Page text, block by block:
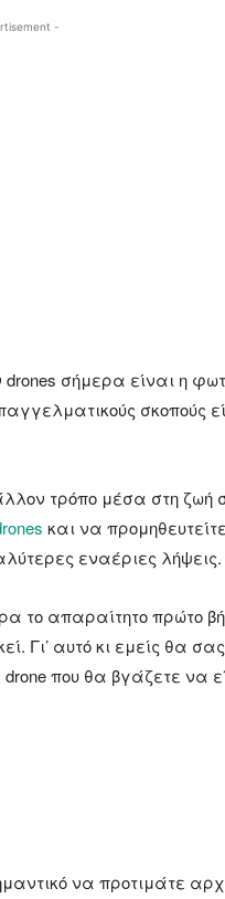
-
σήμερα είναι η
σκοπούς
τρόπο μέσα στη ζωή
και να
εναέριες λήψεις.
το απαραίτητο πρώτο
Γι’ αυτό κι εμείς θα
που θα βγάζετε να
να προτιμάτε